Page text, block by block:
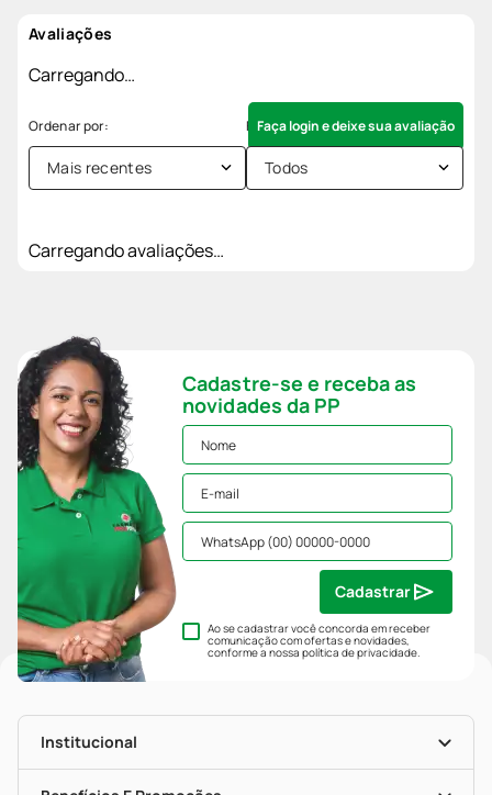
Avaliações
Carregando…
Faça login e deixe sua avaliação
Mais recentes Todos
Carregando avaliações…
Cadastre-se e receba as
novidades da PP
Ao se cadastrar você concorda em receber
comunicação com ofertas e novidades,
conforme a nossapolítica de privacidade.
Cadastrar
Institucional
História